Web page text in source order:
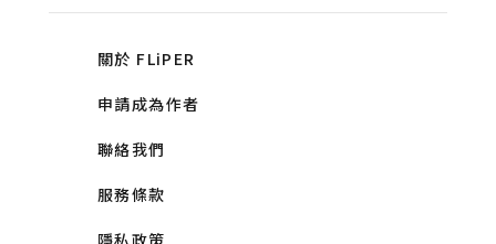
關於 FLiPER
申請成為作者
聯絡我們
服務條款
隱私政策